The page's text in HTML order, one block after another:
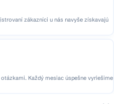
zákazníci u nás navyše získavajú
Každý mesiac úspešne vyriešime